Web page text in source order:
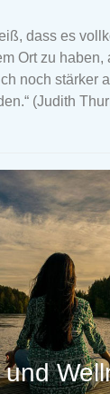
dass es
Ort zu haben,
noch stärker
(Judith
und